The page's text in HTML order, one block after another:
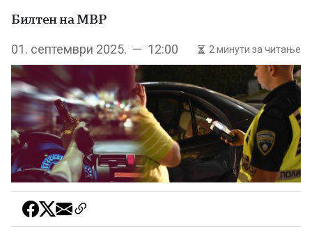
Билтен на МВР
01. септември 2025. — 12:00 2 минути за читање